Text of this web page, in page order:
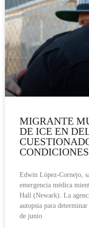
MIGRANTE
DE ICE EN
CONDICIONES
Edwin López-Cornejo,
emergencia médica
Hall (Newark). La
autopsia para
de junio